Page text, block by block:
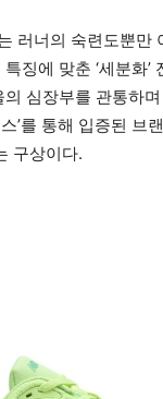
러너의 숙련도뿐만
징에 맞춘 ‘세분화’
심장부를 관통하
’를 통해 입증된 브
구상이다.